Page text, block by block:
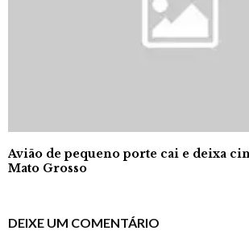
Avião de pequeno porte cai e deixa
Mato Grosso
DEIXE UM COMENTÁRIO